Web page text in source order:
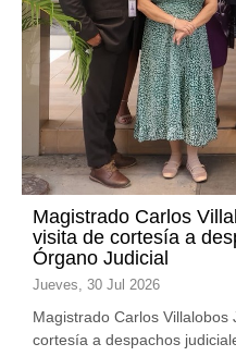
Magistrado Carlos
visita de cortesía a
Órgano Judicial
Jueves, 30 Jul 2026
Magistrado Carlos Villalobos
cortesía a despachos